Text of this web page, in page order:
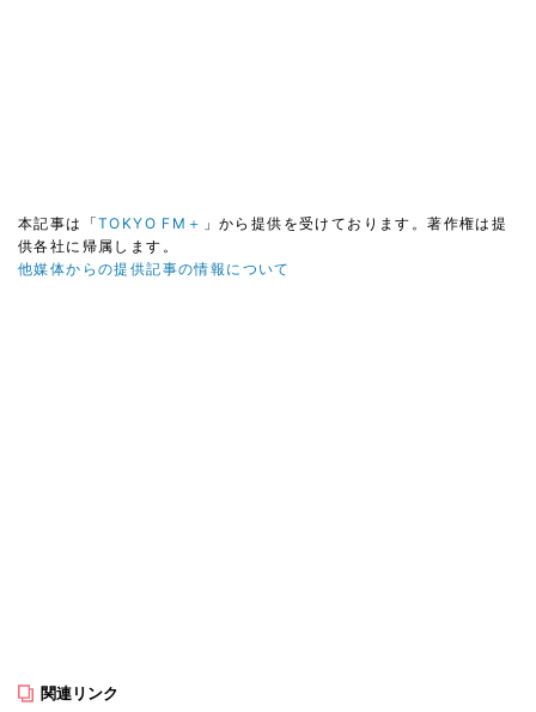
本記事は「TOKYO FM＋ 」から提供を受けております。著作権は提
供各社に帰属します。
他媒体からの提供記事の情報について
関連リンク